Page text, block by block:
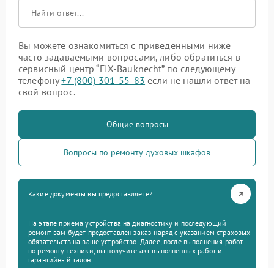
Вы можете ознакомиться с приведенными ниже
часто задаваемыми вопросами, либо обратиться в
сервисный центр “FIX-Bauknecht” по следующему
телефону+7 (800) 301-55-83 если не нашли ответ на
свой вопрос.
Общие вопросы
Вопросы по ремонту духовых шкафов
Какие документы вы предоставляете?
На этапе приема устройства на диагностику и последующий
ремонт вам будет предоставлен заказ-наряд с указанием страховых
обязательств на ваше устройство. Далее, после выполнения работ
по ремонту техники, вы получите акт выполненных работ и
гарантийный талон.